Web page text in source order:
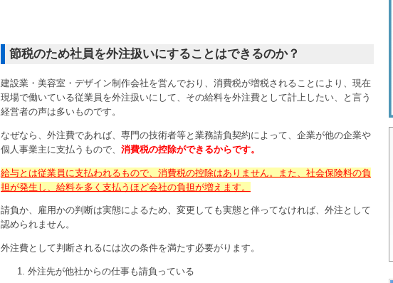
節税のため社員を外注扱いにすることはできるのか？
建設業・美容室・デザイン制作会社を営んでおり、消費税が増税されることにより、現在
現場で働いている従業員を外注扱いにして、その給料を外注費として計上したい、と言う
経営者の声は多いものです。
なぜなら、外注費であれば、専門の技術者等と業務請負契約によって、企業が他の企業や
個人事業主に支払うもので、 消費税の控除ができるからです。
給与とは従業員に支払われるもので、消費税の控除はありません。また、社会保険料の負
担が発生し、給料を多く支払うほど会社の負担が増えます。
請負か、雇用かの判断は実態によるため、変更しても実態と伴ってなければ、外注として
認められません。
外注費として判断されるには次の条件を満たす必要がります。
外注先が他社からの仕事も請負っている